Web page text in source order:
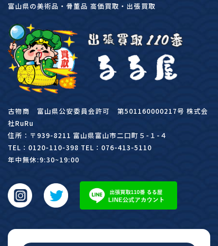
富山県の美術品・骨董品 高価買取・出張買取
古物商 富山県公安委員会許可 第501160000217号 株式会
社RuRu
住所：〒939-8211 富山県富山市二口町５-１-４
TEL：0120-110-398 TEL：076-413-5110
年中無休:9:30~19:00